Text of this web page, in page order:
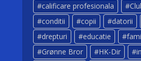
calificare profesionala
conditii
copii datorii
drepturi
educatie
Grønne Bror
HK-Dir